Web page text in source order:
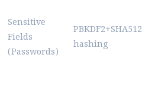
Sensitive
Fields
(Passwords)
PBKDF2+SHA512
hashing